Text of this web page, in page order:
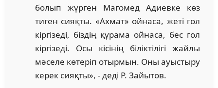
болып жүрген Магомед Адиевке көз
тиген сияқты. «Ахмат» ойнаса, жеті гол
кіргізеді, біздің құрама ойнаса, бес гол
кіргізеді. Осы кісінің біліктілігі жайлы
мәселе көтеріп отырмын. Оны ауыстыру
керек сияқты», - деді Р. Зайытов.